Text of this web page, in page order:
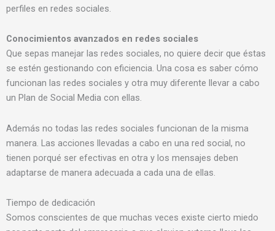
perfiles en redes sociales.
Conocimientos avanzados en redes sociales
Que sepas manejar las redes sociales, no quiere decir que éstas
se estén gestionando con eficiencia. Una cosa es saber cómo
funcionan las redes sociales y otra muy diferente llevar a cabo
un Plan de Social Media con ellas.
Además no todas las redes sociales funcionan de la misma
manera. Las acciones llevadas a cabo en una red social, no
tienen porqué ser efectivas en otra y los mensajes deben
adaptarse de manera adecuada a cada una de ellas.
Tiempo de dedicación
Somos conscientes de que muchas veces existe cierto miedo